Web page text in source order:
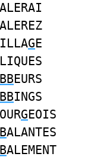
ALERAI
ALEREZ
GE
BBEURS
BBINGS
OURGEOIS
BALANTES
BALEMENT